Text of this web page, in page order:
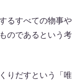
るすべての物事や
のであるという考
りだすという「唯